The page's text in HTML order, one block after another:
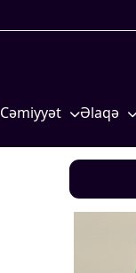
Cəmiyyət
Məhkəmə və hüquq
Əlaqə